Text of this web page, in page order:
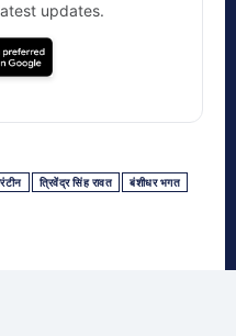
updates.
त्रिवेंद्र सिंह रावत बंशीधर भगत